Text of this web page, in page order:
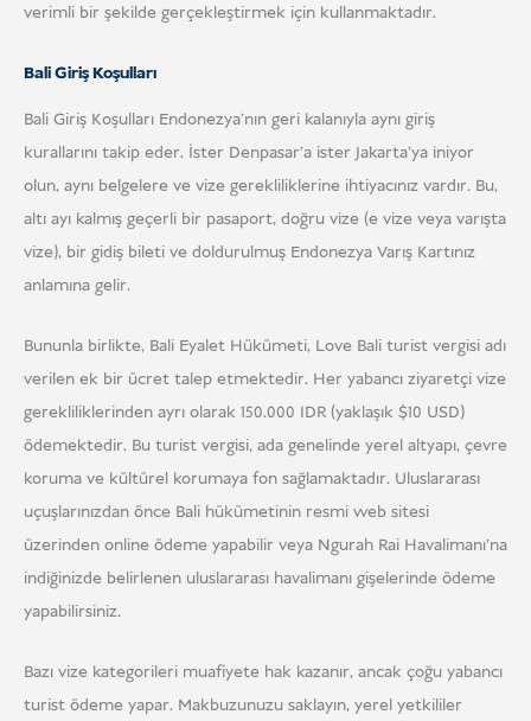
verimli bir şekilde gerçekleştirmek için kullanmaktadır.
Bali Giriş Koşulları
Bali Giriş Koşulları Endonezya'nın geri kalanıyla aynı giriş
kurallarını takip eder. İster Denpasar'a ister Jakarta'ya iniyor
olun, aynı belgelere ve vize gerekliliklerine ihtiyacınız vardır. Bu,
altı ayı kalmış geçerli bir pasaport, doğru vize (e vize veya varışta
vize), bir gidiş bileti ve doldurulmuş Endonezya Varış Kartınız
anlamına gelir.
Bununla birlikte, Bali Eyalet Hükümeti, Love Bali turist vergisi adı
verilen ek bir ücret talep etmektedir. Her yabancı ziyaretçi vize
gerekliliklerinden ayrı olarak 150.000 IDR (yaklaşık $10 USD)
ödemektedir. Bu turist vergisi, ada genelinde yerel altyapı, çevre
koruma ve kültürel korumaya fon sağlamaktadır. Uluslararası
uçuşlarınızdan önce Bali hükümetinin resmi web sitesi
üzerinden online ödeme yapabilir veya Ngurah Rai Havalimanı'na
indiğinizde belirlenen uluslararası havalimanı gişelerinde ödeme
yapabilirsiniz.
Bazı vize kategorileri muafiyete hak kazanır, ancak çoğu yabancı
turist ödeme yapar. Makbuzunuzu saklayın, yerel yetkililer